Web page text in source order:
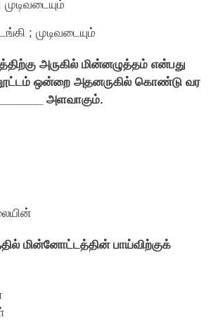
; முடிவடையும்
அருகில் மின்னழுத்தம் என்பது
ஒன்றை அதனருகில் காெண்டு வர
அளவாகும்.
மின்னாேட்டத்தின் பாய்விற்குக்